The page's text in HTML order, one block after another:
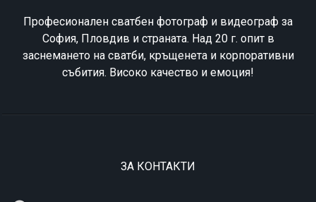
Професионален сватбен фотограф и видеограф за
София, Пловдив и страната. Над 20 г. опит в
заснемането на сватби, кръщенета и корпоративни
събития. Високо качество и емоция!
ЗА КОНТАКТИ